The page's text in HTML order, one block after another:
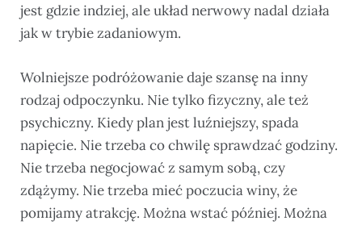
jest gdzie indziej, ale układ nerwowy nadal działa
jak w trybie zadaniowym.
Wolniejsze podróżowanie daje szansę na inny
rodzaj odpoczynku. Nie tylko fizyczny, ale też
psychiczny. Kiedy plan jest luźniejszy, spada
napięcie. Nie trzeba co chwilę sprawdzać godziny.
Nie trzeba negocjować z samym sobą, czy
zdążymy. Nie trzeba mieć poczucia winy, że
pomijamy atrakcję. Można wstać później. Można